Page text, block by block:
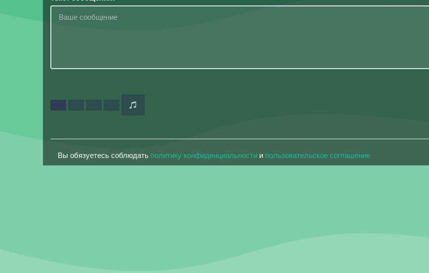
Вы обязуетесь соблюдать политику конфиденциальности и пользовательское соглашение